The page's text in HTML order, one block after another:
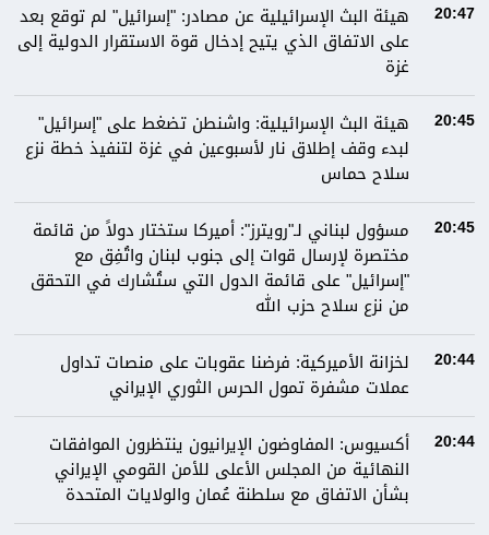
20:47
هيئة البث الإسرائيلية عن مصادر: "إسرائيل" لم توقع بعد
على الاتفاق الذي يتيح إدخال قوة الاستقرار الدولية إلى
غزة
20:45
هيئة البث الإسرائيلية: واشنطن تضغط على "إسرائيل"
لبدء وقف إطلاق نار لأسبوعين في غزة لتنفيذ خطة نزع
سلاح حماس
20:45
مسؤول لبناني لـ"رويترز": أميركا ستختار دولاً من قائمة
مختصرة لإرسال قوات إلى جنوب لبنان واتُفِق مع
"إسرائيل" على قائمة الدول التي ستُشارك في التحقق
من نزع سلاح حزب الله
20:44
لخزانة الأميركية: فرضنا عقوبات على منصات تداول
عملات مشفرة تمول الحرس الثوري الإيراني
20:44
أكسيوس: المفاوضون الإيرانيون ينتظرون الموافقات
النهائية من المجلس الأعلى للأمن القومي الإيراني
بشأن الاتفاق مع سلطنة عُمان والولايات المتحدة